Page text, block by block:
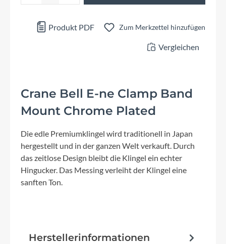
Produkt PDF Zum Merkzettel hinzufügen
Vergleichen
Crane Bell E-ne Clamp Band
Mount Chrome Plated
Die edle Premiumklingel wird traditionell in Japan
hergestellt und in der ganzen Welt verkauft. Durch
das zeitlose Design bleibt die Klingel ein echter
Hingucker. Das Messing verleiht der Klingel eine
sanften Ton.
Herstellerinformationen